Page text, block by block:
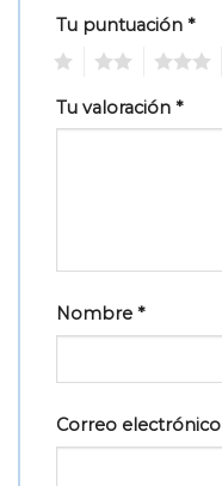
Tu puntuación *
Tu valoración *
Nombre *
Correo electrónico